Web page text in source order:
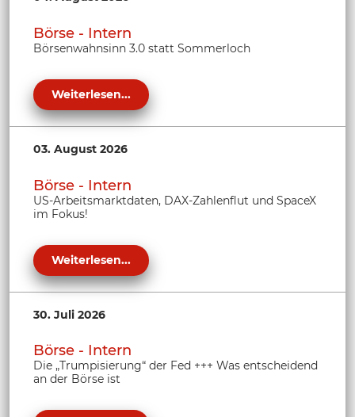
Börse - Intern
Börsenwahnsinn 3.0 statt Sommerloch
Weiterlesen...
03. August 2026
Börse - Intern
US-Arbeitsmarktdaten, DAX-Zahlenflut und SpaceX
im Fokus!
Weiterlesen...
30. Juli 2026
Börse - Intern
Die „Trumpisierung“ der Fed +++ Was entscheidend
an der Börse ist